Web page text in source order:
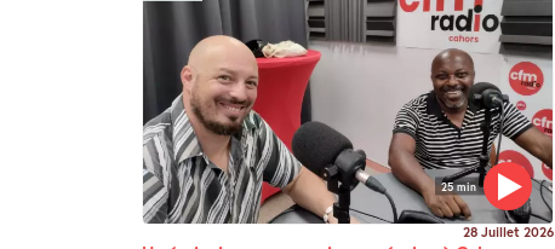
25 min
28 Juillet 2026